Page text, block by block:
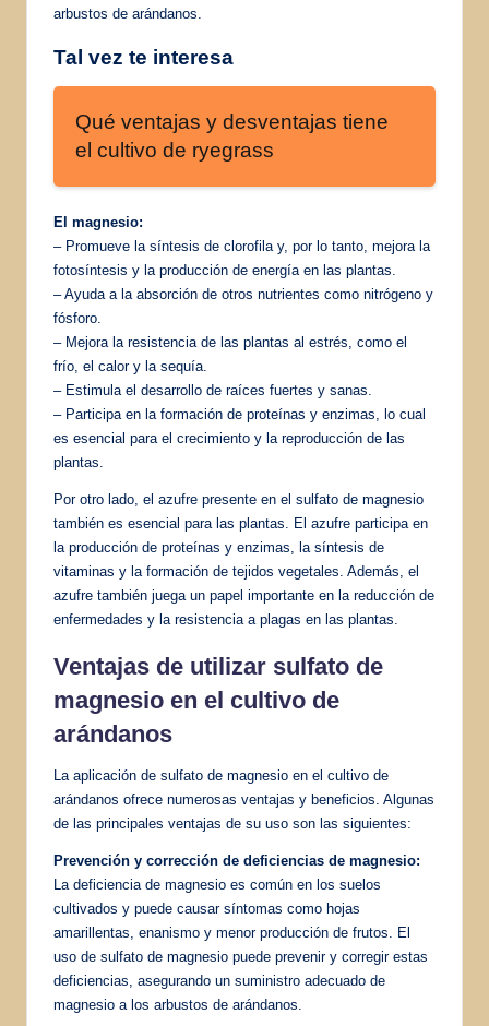
arbustos de arándanos.
Tal vez te interesa
Qué ventajas y desventajas tiene
el cultivo de ryegrass
El magnesio:
– Promueve la síntesis de clorofila y, por lo tanto, mejora la
fotosíntesis y la producción de energía en las plantas.
– Ayuda a la absorción de otros nutrientes como nitrógeno y
fósforo.
– Mejora la resistencia de las plantas al estrés, como el
frío, el calor y la sequía.
– Estimula el desarrollo de raíces fuertes y sanas.
– Participa en la formación de proteínas y enzimas, lo cual
es esencial para el crecimiento y la reproducción de las
plantas.
Por otro lado, el azufre presente en el sulfato de magnesio
también es esencial para las plantas. El azufre participa en
la producción de proteínas y enzimas, la síntesis de
vitaminas y la formación de tejidos vegetales. Además, el
azufre también juega un papel importante en la reducción de
enfermedades y la resistencia a plagas en las plantas.
Ventajas de utilizar sulfato de
magnesio en el cultivo de
arándanos
La aplicación de sulfato de magnesio en el cultivo de
arándanos ofrece numerosas ventajas y beneficios. Algunas
de las principales ventajas de su uso son las siguientes:
Prevención y corrección de deficiencias de magnesio:
La deficiencia de magnesio es común en los suelos
cultivados y puede causar síntomas como hojas
amarillentas, enanismo y menor producción de frutos. El
uso de sulfato de magnesio puede prevenir y corregir estas
deficiencias, asegurando un suministro adecuado de
magnesio a los arbustos de arándanos.